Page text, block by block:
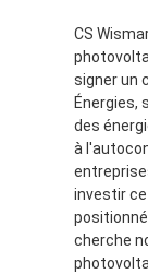
CS
signer un
Énergies,
des
à
investir
cherche